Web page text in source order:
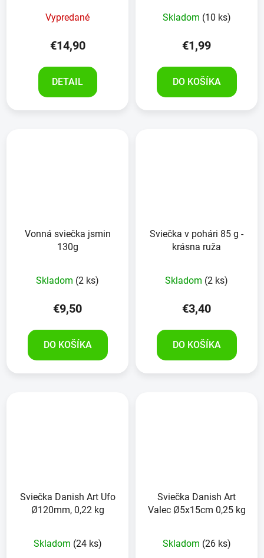
Vypredané
€14,90
DETAIL
Skladom (10 ks)
€1,99
DO KOŠÍKA
Vonná sviečka jsmin
130g
Skladom (2 ks)
€9,50
DO KOŠÍKA
Sviečka v pohári 85 g -
krásna ruža
Skladom (2 ks)
€3,40
DO KOŠÍKA
Sviečka Danish Art Ufo
Ø120mm, 0,22 kg
Skladom (24 ks)
Sviečka Danish Art
Valec Ø5x15cm 0,25 kg
Skladom (26 ks)